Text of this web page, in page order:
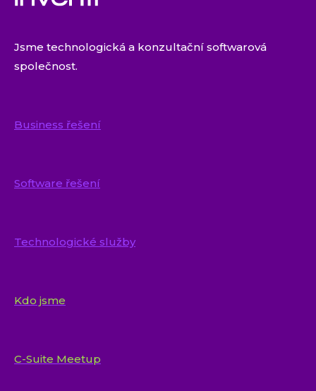
Jsme technologická a konzultační softwarová
společnost.
Business řešení
Software řešení
Technologické služby
Kdo jsme
C-Suite Meetup